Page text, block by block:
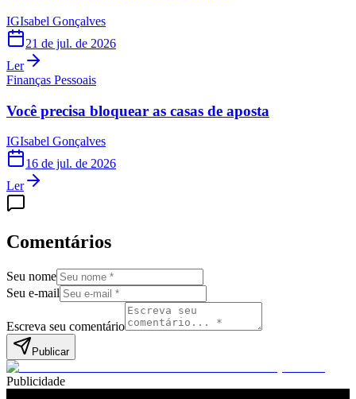
IGIsabel Gonçalves
21 de jul. de 2026
Ler
Finanças Pessoais
Você precisa bloquear as casas de aposta
IGIsabel Gonçalves
16 de jul. de 2026
Ler
Comentários
Seu nome
Seu e-mail
Escreva seu comentário
Publicar
Publicidade